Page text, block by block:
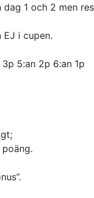
1 och 2 men
i cupen.
5:an 2p 6:an 1p